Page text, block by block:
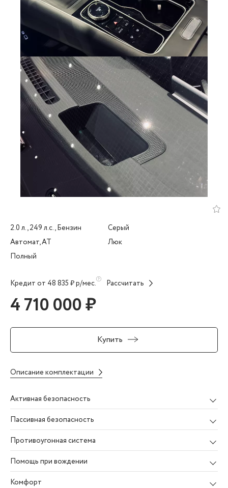
2.0 л., 249 л.с., Бензин
Автомат, AT
Полный
Серый
Люк
Кредит от 48 835 ₽ р/мес. Рассчитать
4 710 000 ₽
Купить
Описание комплектации
Активная безопасность
Пассивная безопасность
Противоугонная система
Помощь при вождении
Комфорт